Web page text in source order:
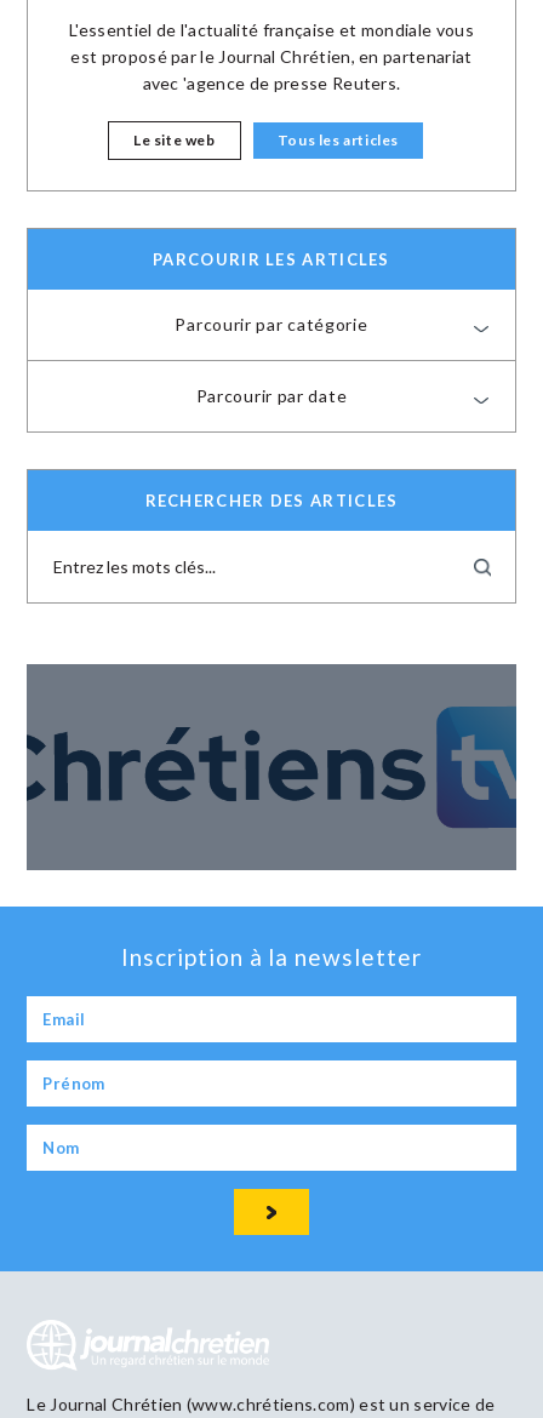
L'essentiel de l'actualité française et mondiale vous
est proposé par le Journal Chrétien, en partenariat
avec 'agence de presse Reuters.
Le site web Tous les articles
PARCOURIR LES ARTICLES
Parcourir par catégorie
Parcourir par date
RECHERCHER DES ARTICLES
Inscription à la newsletter
Le Journal Chrétien (www.chrétiens.com) est un service de